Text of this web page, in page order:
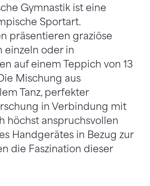
Gymnastik ist eine
Sportart.
präsentieren graziöse
einzeln oder in
auf einem Teppich von 13
Mischung aus
Tanz, perfekter
in Verbindung mit
höchst anspruchsvollen
Handgerätes in Bezug zur
die Faszination dieser